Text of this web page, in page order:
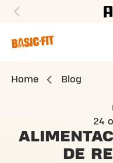
Home Blog
24
DE